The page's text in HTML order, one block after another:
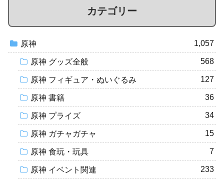
カテゴリー
原神 1,057
原神 グッズ全般 568
原神 フィギュア・ぬいぐるみ 127
原神 書籍 36
原神 プライズ 34
原神 ガチャガチャ 15
原神 食玩・玩具 7
原神 イベント関連 233